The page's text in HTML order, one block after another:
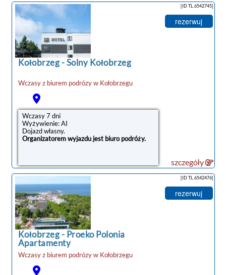
Kołobrzeg-Solny Kołobrzeg
Wczasy z biurem podrózy w Kołobrzegu
Wczasy 7 dni
Wyżywienie: AI
Dojazd własny.
Organizatorem wyjazdu jest biuro podróży.
[ID TL.6542745]
rezerwuj
szczegóły
Kołobrzeg- Proeko Polonia
Apartamenty
Wczasy z biurem podrózy w Kołobrzegu
[ID TL.6542476]
rezerwuj